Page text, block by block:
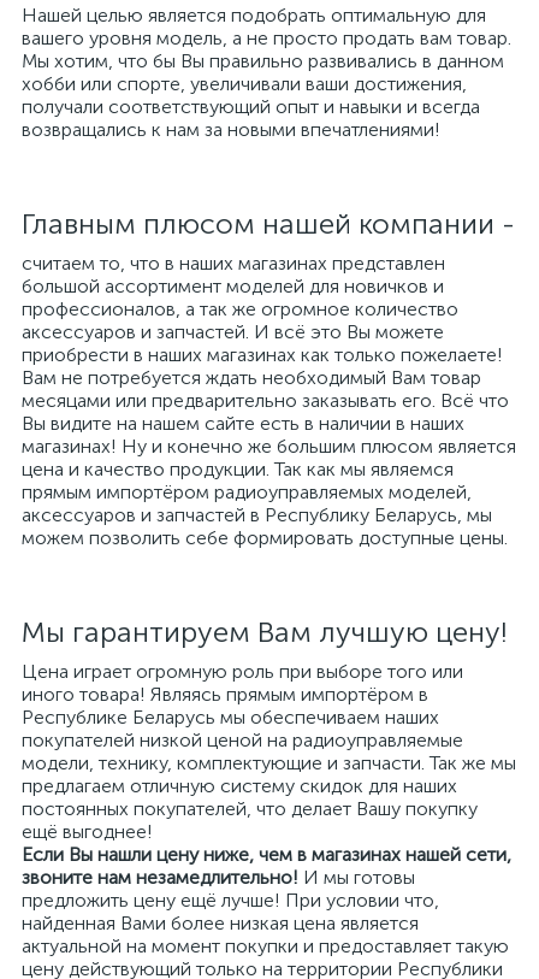
Нашей целью является подобрать оптимальную для
вашего уровня модель, а не просто продать вам товар.
Мы хотим, что бы Вы правильно развивались в данном
хобби или спорте, увеличивали ваши достижения,
получали соответствующий опыт и навыки и всегда
возвращались к нам за новыми впечатлениями!
Главным плюсом нашей компании -
считаем то, что в наших магазинах представлен
большой ассортимент моделей для новичков и
профессионалов, а так же огромное количество
аксессуаров и запчастей. И всё это Вы можете
приобрести в наших магазинах как только пожелаете!
Вам не потребуется ждать необходимый Вам товар
месяцами или предварительно заказывать его. Всё что
Вы видите на нашем сайте есть в наличии в наших
магазинах! Ну и конечно же большим плюсом является
цена и качество продукции. Так как мы являемся
прямым импортёром радиоуправляемых моделей,
аксессуаров и запчастей в Республику Беларусь, мы
можем позволить себе формировать доступные цены.
Мы гарантируем Вам лучшую цену!
Цена играет огромную роль при выборе того или
иного товара! Являясь прямым импортёром в
Республике Беларусь мы обеспечиваем наших
покупателей низкой ценой на радиоуправляемые
модели, технику, комплектующие и запчасти. Так же мы
предлагаем отличную систему скидок для наших
постоянных покупателей, что делает Вашу покупку
ещё выгоднее!
Если Вы нашли цену ниже, чем в магазинах нашей сети,
звоните нам незамедлительно! И мы готовы
предложить цену ещё лучше! При условии что,
найденная Вами более низкая цена является
актуальной на момент покупки и предоставляет такую
цену действующий только на территории Республики